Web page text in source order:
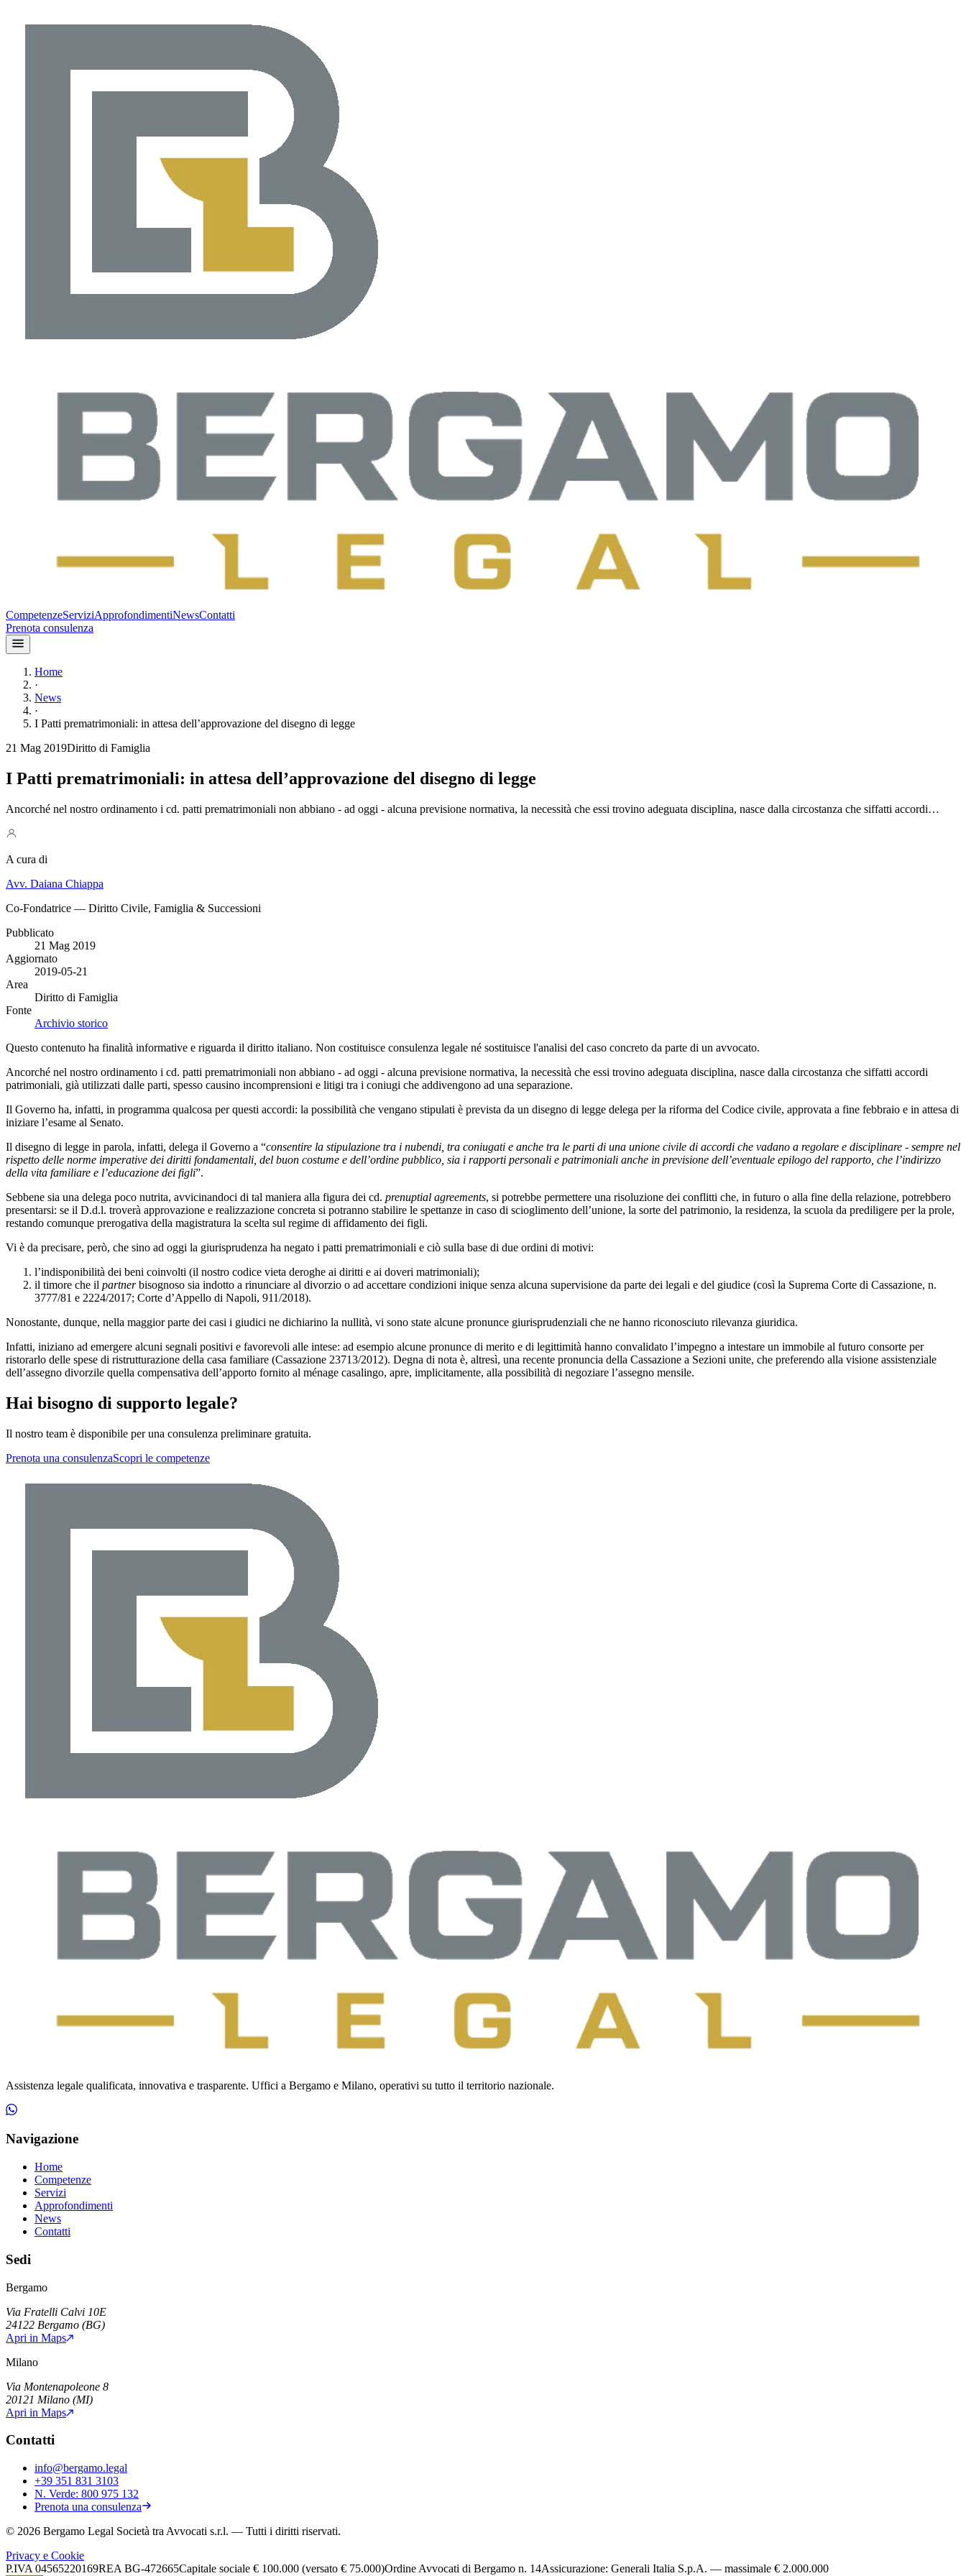
CompetenzeServiziApprofondimentiNewsContatti
Prenota consulenza
Home
·
News
·
I Patti prematrimoniali: in attesa dell’approvazione del disegno di legge
21 Mag 2019Diritto di Famiglia
I Patti prematrimoniali: in attesa dell’approvazione del disegno di legge
Ancorché nel nostro ordinamento i cd. patti prematrimoniali non abbiano - ad oggi - alcuna previsione normativa, la necessità che essi trovino adeguata disciplina, nasce dalla circostanza che siffatti accordi…
A cura di
Avv. Daiana Chiappa
Co-Fondatrice — Diritto Civile, Famiglia & Successioni
Pubblicato
21 Mag 2019
Aggiornato
2019-05-21
Area
Diritto di Famiglia
Fonte
Archivio storico
Questo contenuto ha finalità informative e riguarda il diritto italiano. Non costituisce consulenza legale né sostituisce l'analisi del caso concreto da parte di un avvocato.
Ancorché nel nostro ordinamento i cd. patti prematrimoniali non abbiano - ad oggi - alcuna previsione normativa, la necessità che essi trovino adeguata disciplina, nasce dalla circostanza che siffatti accordi
patrimoniali, già utilizzati dalle parti, spesso causino incomprensioni e litigi tra i coniugi che addivengono ad una separazione.
Il Governo ha, infatti, in programma qualcosa per questi accordi: la possibilità che vengano stipulati è prevista da un disegno di legge delega per la riforma del Codice civile, approvata a fine febbraio e in attesa di
iniziare l’esame al Senato.
Il disegno di legge in parola, infatti, delega il Governo a “consentire la stipulazione tra i nubendi, tra coniugati e anche tra le parti di una unione civile di accordi che vadano a regolare e disciplinare - sempre nel
rispetto delle norme imperative dei diritti fondamentali, del buon costume e dell’ordine pubblico, sia i rapporti personali e patrimoniali anche in previsione dell’eventuale epilogo del rapporto, che l’indirizzo
della vita familiare e l’educazione dei figli”.
Sebbene sia una delega poco nutrita, avvicinandoci di tal maniera alla figura dei cd. prenuptial agreements, si potrebbe permettere una risoluzione dei conflitti che, in futuro o alla fine della relazione, potrebbero
presentarsi: se il D.d.l. troverà approvazione e realizzazione concreta si potranno stabilire le spettanze in caso di scioglimento dell’unione, la sorte del patrimonio, la residenza, la scuola da prediligere per la prole,
restando comunque prerogativa della magistratura la scelta sul regime di affidamento dei figli.
Vi è da precisare, però, che sino ad oggi la giurisprudenza ha negato i patti prematrimoniali e ciò sulla base di due ordini di motivi:
l’indisponibilità dei beni coinvolti (il nostro codice vieta deroghe ai diritti e ai doveri matrimoniali);
il timore che il partnerbisognoso sia indotto a rinunciare al divorzio o ad accettare condizioni inique senza alcuna supervisione da parte dei legali e del giudice (così la Suprema Corte di Cassazione, n.
3777/81 e 2224/2017; Corte d’Appello di Napoli, 911/2018).
Nonostante, dunque, nella maggior parte dei casi i giudici ne dichiarino la nullità, vi sono state alcune pronunce giurisprudenziali che ne hanno riconosciuto rilevanza giuridica.
Infatti, iniziano ad emergere alcuni segnali positivi e favorevoli alle intese: ad esempio alcune pronunce di merito e di legittimità hanno convalidato l’impegno a intestare un immobile al futuro consorte per
ristorarlo delle spese di ristrutturazione della casa familiare (Cassazione 23713/2012). Degna di nota è, altresì, una recente pronuncia della Cassazione a Sezioni unite, che preferendo alla visione assistenziale
dell’assegno divorzile quella compensativa dell’apporto fornito al ménage casalingo, apre, implicitamente, alla possibilità di negoziare l’assegno mensile.
Hai bisogno di supporto legale?
Il nostro team è disponibile per una consulenza preliminare gratuita.
Prenota una consulenzaScopri le competenze
Assistenza legale qualificata, innovativa e trasparente. Uffici a Bergamo e Milano, operativi su tutto il territorio nazionale.
Navigazione
Home
Competenze
Servizi
Approfondimenti
News
Contatti
Sedi
Bergamo
Via Fratelli Calvi 10E
24122 Bergamo (BG)
Apri in Maps
Milano
Via Montenapoleone 8
20121 Milano (MI)
Apri in Maps
Contatti
info@bergamo.legal
+39 351 831 3103
N. Verde: 800 975 132
Prenota una consulenza
© 2026 Bergamo Legal Società tra Avvocati s.r.l. — Tutti i diritti riservati.
Privacy e Cookie
P.IVA 04565220169REA BG-472665Capitale sociale € 100.000 (versato € 75.000)Ordine Avvocati di Bergamo n. 14Assicurazione: Generali Italia S.p.A. — massimale € 2.000.000